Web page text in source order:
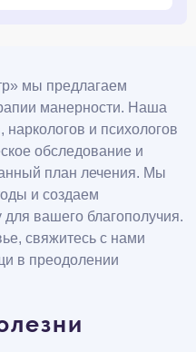
мы предлагаем
манерности. Наша
и психологов
обследование и
план лечения. Мы
и создаем
вашего благополучия.
свяжитесь с нами
в преодолении